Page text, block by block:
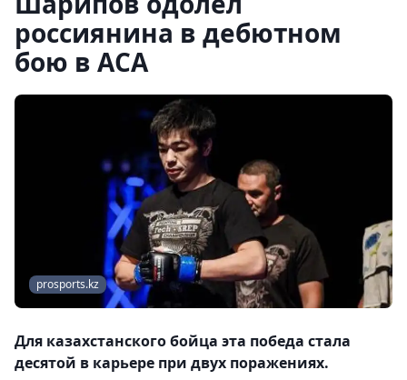
россиянина в дебютном
бою в АСА
prosports.kz
Для казахстанского бойца эта победа стала
десятой в карьере при двух поражениях.